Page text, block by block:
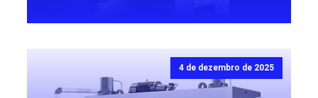
4 de dezembro de 2025